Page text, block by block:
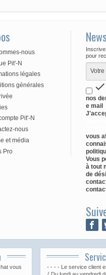
nous
Pit'-N
légales
générales
Pit'-N
nous
et média
Pro
pour

nos
e mail
vous
Vous
à tout
de
vous
- - - - Le service client